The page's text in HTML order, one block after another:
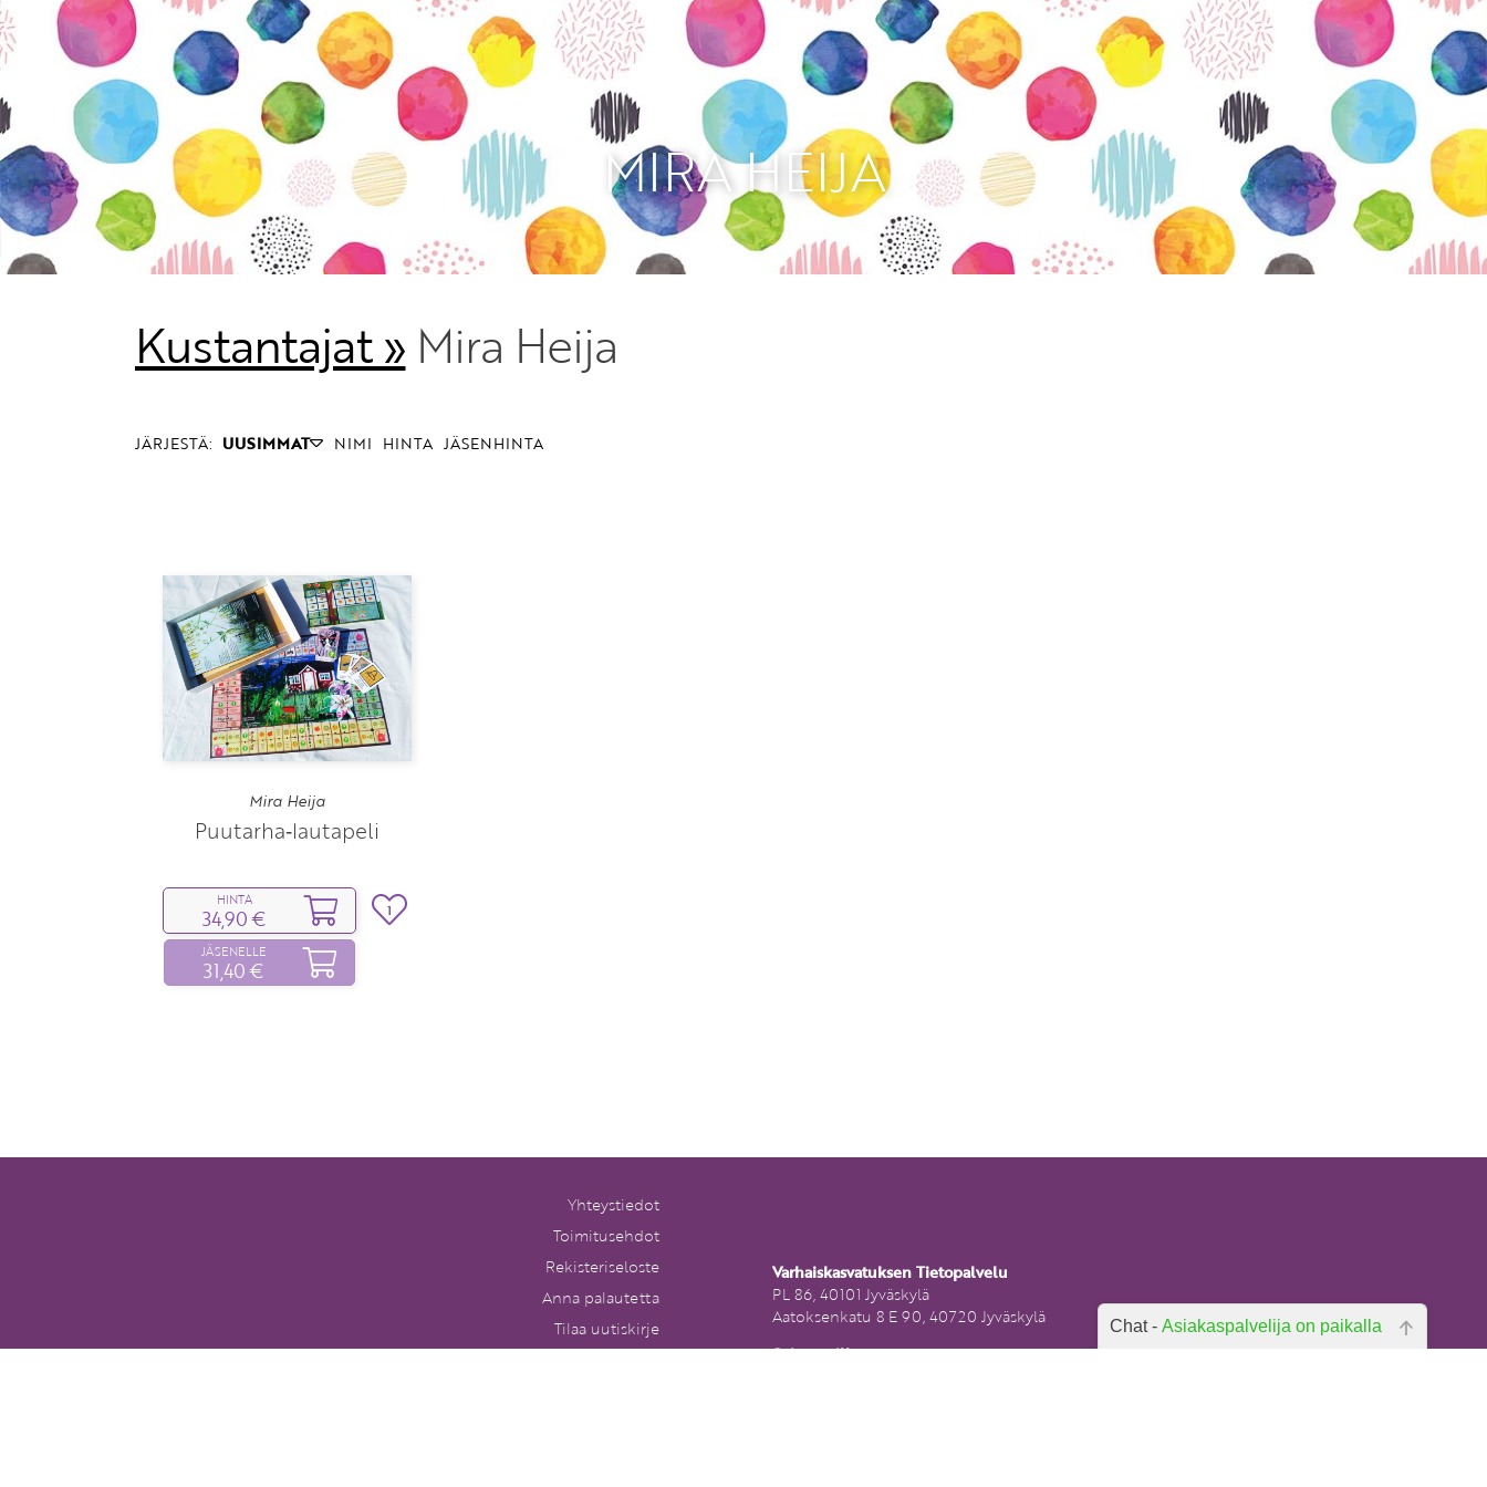
Etkö ole vielä Varhaiskasvatuksen Tietopalvelun
jäsen?
Liity tästä!
MIRA HEIJA
Kustantajat » Mira Heija
JÄRJESTÄ: UUSIMMAT NIMI HINTA JÄSENHINTA
Mira Heija
Puutarha‑lautapeli
HINTA
34,90 €
JÄSENELLE
31,40 €
1
Yhteystiedot
Toimitusehdot
Rekisteriseloste
Anna palautetta
Tilaa uutiskirje
Varhaiskasvatuksen Tietopalvelu
PL 86, 40101 Jyväskylä
Aatoksenkatu 8 E 90, 40720 Jyväskylä
Soita meille:
Chat -Asiakaspalvelija on paikalla